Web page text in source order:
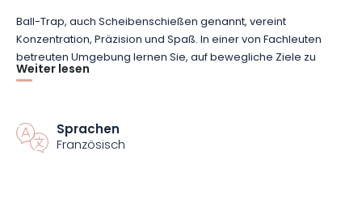
Ball-Trap, auch Scheibenschießen genannt, vereint
Konzentration, Präzision und Spaß. In einer von Fachleuten
betreuten Umgebung lernen Sie, auf bewegliche Ziele zu
zielen und zu schießen. Die Ausbilder stehen Ihnen mit
Ihnen Nervenkitzel und spürbare Fortschritte.
Weiter lesen
Sprachen
Französisch